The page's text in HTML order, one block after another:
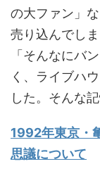
の大ファン」
売り込んでし
「そんなにバ
く、ライブハ
した。そんな
1992年東京・
思議について